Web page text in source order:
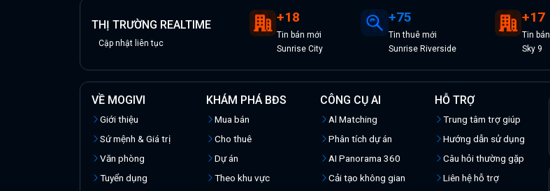
THỊ TRƯỜNG REALTIME
Cập nhật liên tục
+18
Tin bán mới
Sunrise City
+75
Tinthuê mới
Sunrise Riverside
+17
Tin bán
Sky 9
VỀ MOGIVI
Giới thiệu
Sứ mệnh & Giá trị
Văn phòng
Tuyển dụng
KHÁM PHÁ BĐS
Mua bán
Cho thuê
Dự án
Theo khu vực
CÔNG CỤ AI
Al Matching
Phân tích dự án
AI Panorama 360
Cải tạo không gian
HỖ TRỢ
Trung tâm trợ giúp
Hướng dẫn sử dụng
Câu hỏi thường gặp
Liên hệ hỗ trợ